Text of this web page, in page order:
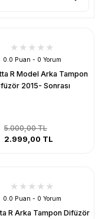
0.0 Puan - 0 Yorum
R Model Arka Tampon
2015- Sonrası
5.000,00 TL
2.999,00 TL
0.0 Puan - 0 Yorum
R Arka Tampon Difüzör